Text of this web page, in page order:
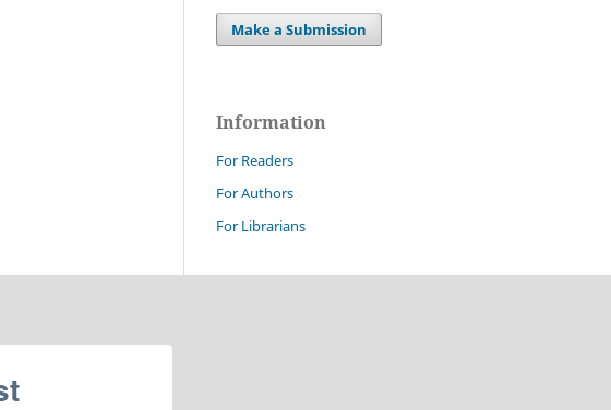
Make a Submission
Information
For Readers
For Authors
For Librarians